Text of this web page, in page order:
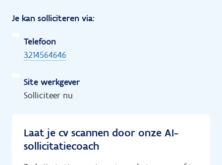
Je kan solliciteren via:
Telefoon
3214564646
Site werkgever
Solliciteer nu
Laat je cv scannen door onze AI-
sollicitatiecoach